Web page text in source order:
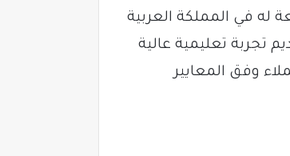
له في المملكة العربية
تجربة تعليمية عالية
وفق المعايير